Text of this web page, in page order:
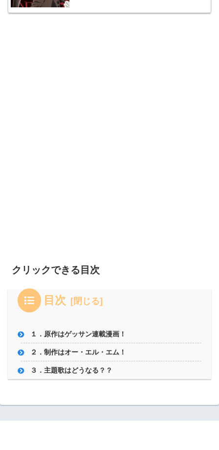
クリックできる目次
目次
１．原作はゲッサン連載漫画！
２．制作はオー・エル・エム！
３．主題歌はどうなる？？